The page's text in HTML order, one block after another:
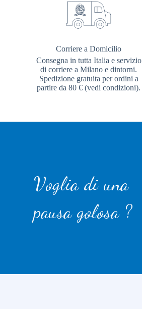
Corriere a Domicilio
Consegna in tutta Italia e servizio
di corriere a Milano e dintorni.
Spedizione gratuita per ordini a
partire da 80 € (vedi condizioni).
Voglia di una
pausa golosa ?